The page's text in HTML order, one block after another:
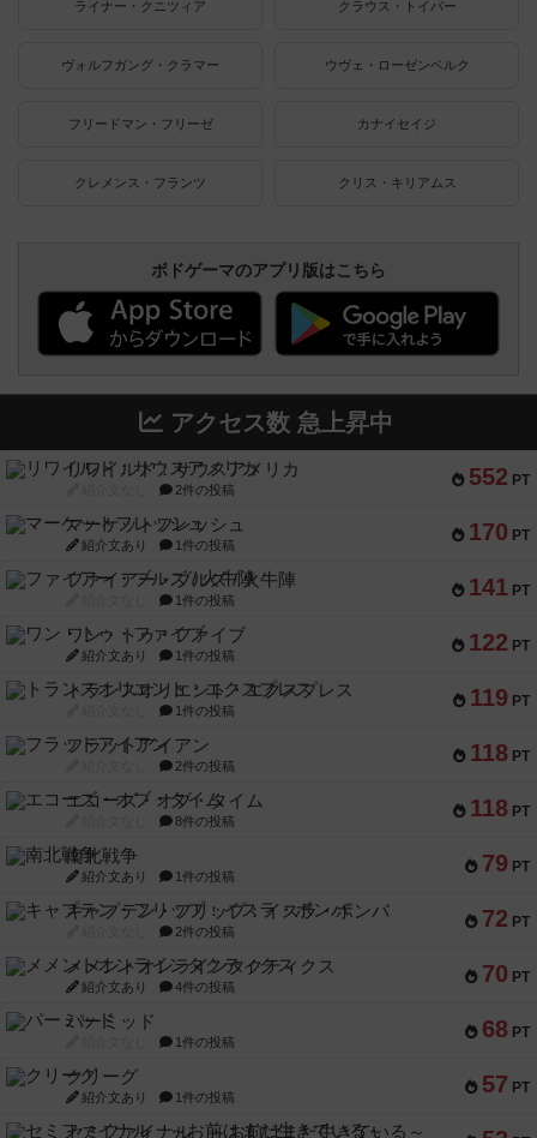
ライナー・クニツィア クラウス・トイバー
ヴォルフガング・クラマー ウヴェ・ローゼンベルク
フリードマン・フリーゼ カナイセイジ
クレメンス・フランツ クリス・キリアムス
ボドゲーマのアプリ版はこちら
アクセス数 急上昇中
552 PT
リワイルド：サウスアメリカ
2件の投稿
170 PT
マーケットフレッシュ
紹介文あり 1件の投稿
141 PT
ファイアー・ブルズ / 火牛陣
1件の投稿
122 PT
ワン・トゥ・ファイブ
紹介文あり 1件の投稿
119 PT
トランスオリエント・エクスプレス
1件の投稿
118 PT
フラットアイアン
2件の投稿
118 PT
エコーズ・オブ・タイム
8件の投稿
79 PT
南北戦争
紹介文あり 1件の投稿
72 PT
キャプテン・フリップ：イスラ・ボンバ
2件の投稿
70 PT
メメントオンラインタクティクス
紹介文あり 4件の投稿
68 PT
パーミッド
1件の投稿
57 PT
クリーグ
紹介文あり 1件の投稿
セミファイナル ～お前はまだ生きている～